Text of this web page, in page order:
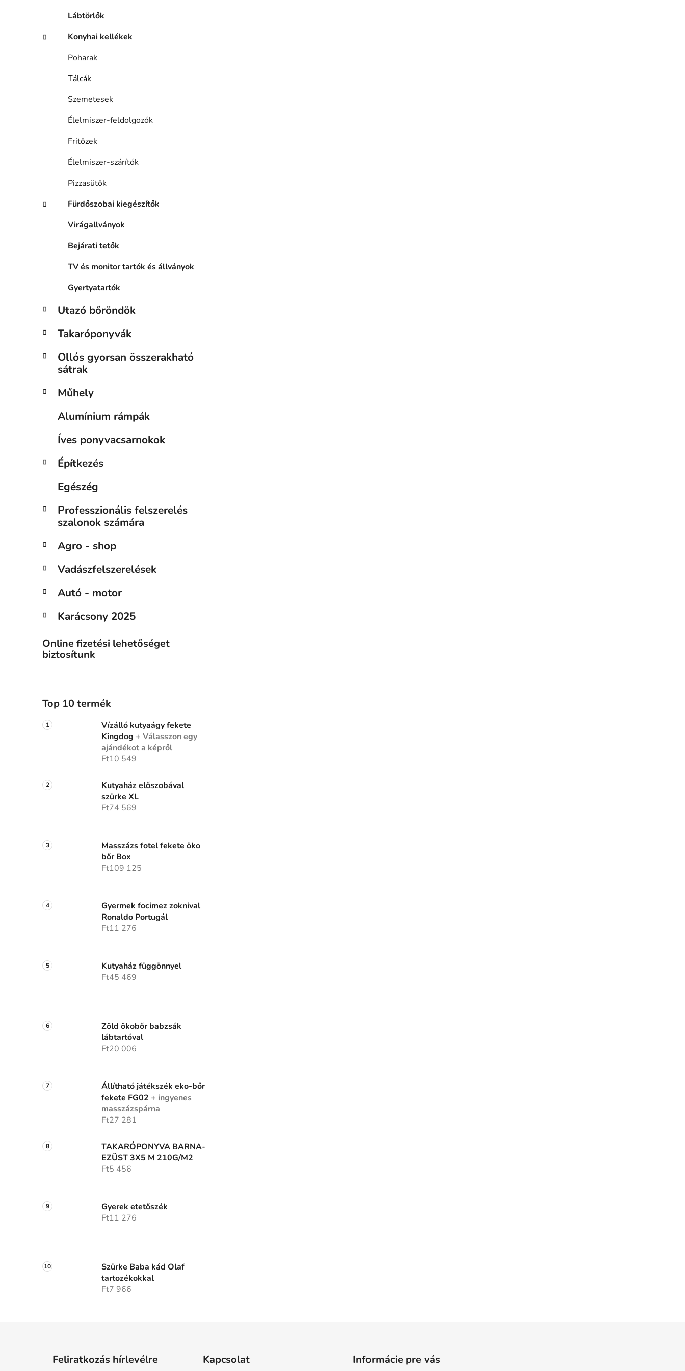
Lábtörlők
Konyhai kellékek
Poharak
Tálcák
Szemetesek
Élelmiszer-feldolgozók
Fritőzek
Élelmiszer-szárítók
Pizzasütők
Fürdőszobai kiegészítők
Virágallványok
Bejárati tetők
TV és monitor tartók és állványok
Gyertyatartók
Utazó bőröndök
Takaróponyvák
Ollós gyorsan összerakható
sátrak
Műhely
Alumínium rámpák
Íves ponyvacsarnokok
Építkezés
Egészég
Professzionális felszerelés
szalonok számára
Agro - shop
Vadászfelszerelések
Autó - motor
Karácsony 2025
Online fizetési lehetőséget
biztosítunk
Top 10 termék
Vízálló kutyaágy fekete
Kingdog + Válasszon egy
ajándékot a képről
Ft10 549
Kutyaház előszobával
szürke XL
Ft74 569
Masszázs fotel fekete öko
bőr Box
Ft109 125
Gyermek focimez zoknival
Ronaldo Portugál
Ft11 276
Kutyaház függönnyel
Ft45 469
Zöld ökobőr babzsák
lábtartóval
Ft20 006
Állítható játékszék eko-bőr
fekete FG02 + ingyenes
masszázspárna
Ft27 281
TAKARÓPONYVA BARNA-
EZÜST 3X5 M 210G/M2
Ft5 456
Gyerek etetőszék
Ft11 276
Szürke Baba kád Olaf
tartozékokkal
Ft7 966
Feliratkozás hírlevélre Kapcsolat Informácie pre vás